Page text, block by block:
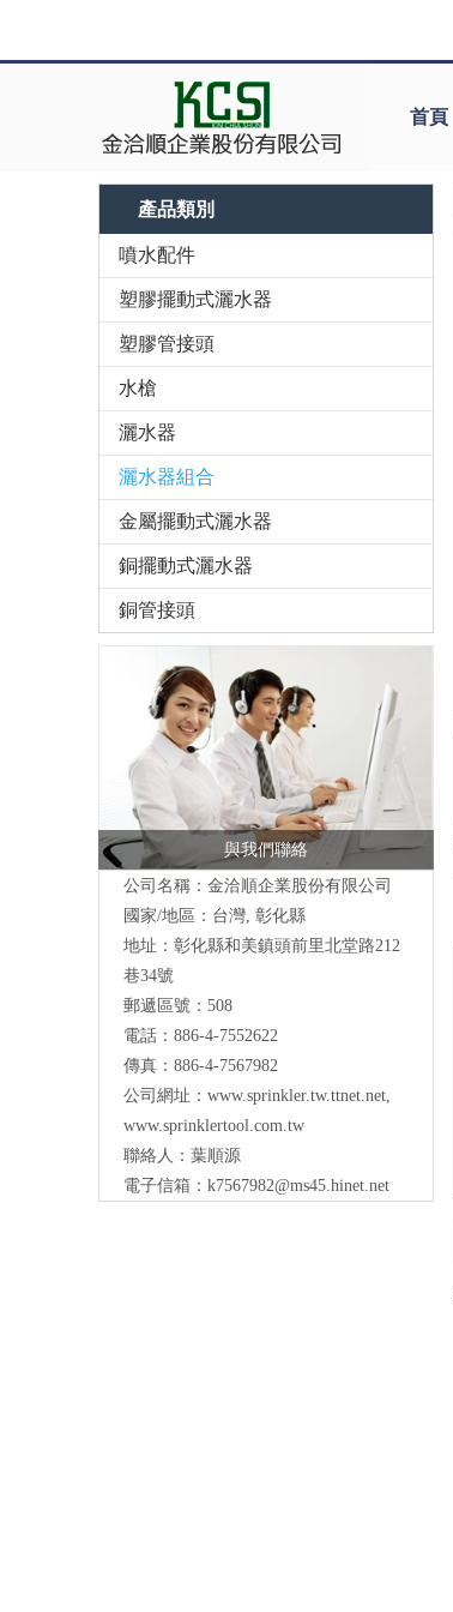
首頁
產品類別
噴水配件
塑膠擺動式灑水器
塑膠管接頭
水槍
灑水器
灑水器組合
金屬擺動式灑水器
銅擺動式灑水器
銅管接頭
與我們聯絡
公司名稱：金洽順企業股份有限公司
國家/地區：台灣, 彰化縣
地址： 彰化縣和美鎮頭前里北堂路212
巷34號
郵遞區號：508
電話：886-4-7552622
傳真：886-4-7567982
公司網址： www.sprinkler.tw.ttnet.net
www.sprinklertool.com.tw
聯絡人：葉順源
電子信箱： k7567982@ms45.hinet.net